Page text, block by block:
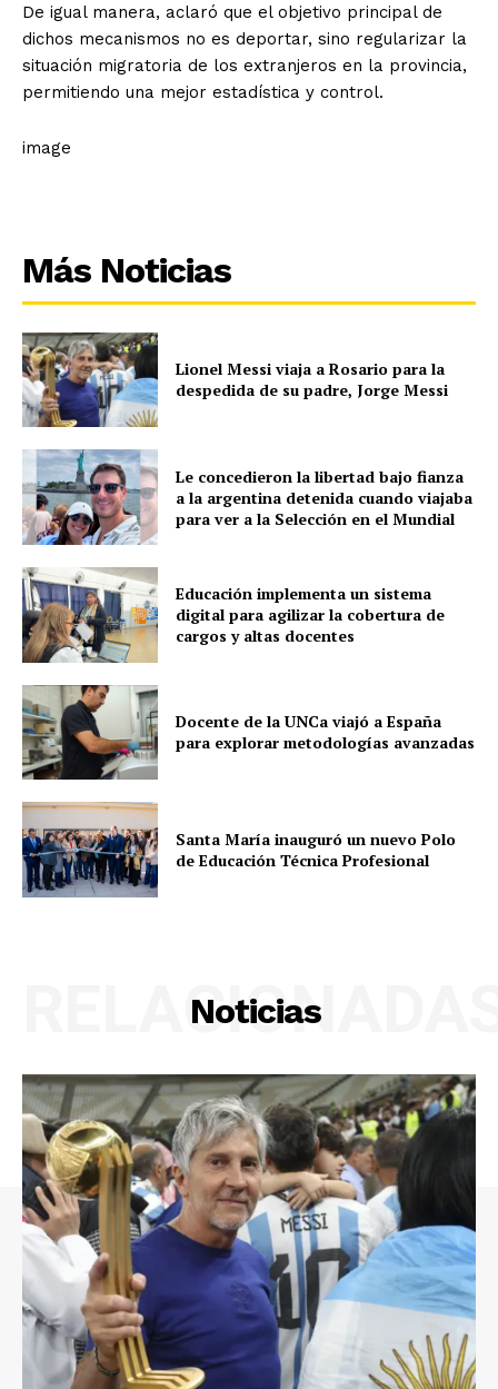
De igual manera, aclaró que el objetivo principal de
dichos mecanismos no es deportar, sino regularizar la
situación migratoria de los extranjeros en la provincia,
permitiendo una mejor estadística y control.
image
Más Noticias
Lionel Messi viaja a Rosario para la
despedida de su padre, Jorge Messi
Le concedieron la libertad bajo fianza
a la argentina detenida cuando viajaba
para ver a la Selección en el Mundial
Educación implementa un sistema
digital para agilizar la cobertura de
cargos y altas docentes
Docente de la UNCa viajó a España
para explorar metodologías avanzadas
Santa María inauguró un nuevo Polo
de Educación Técnica Profesional
Noticias